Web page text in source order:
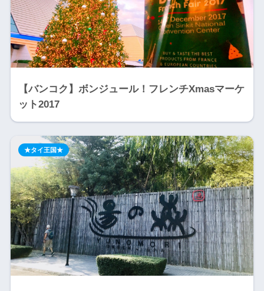
【バンコク】ボンジュール！フレンチXmasマーケ
ット2017
★タイ王国★